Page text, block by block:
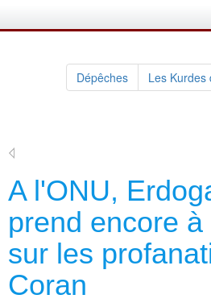
Dépêches Les Kurdes
A l'ONU,
prend encore
sur les
Coran